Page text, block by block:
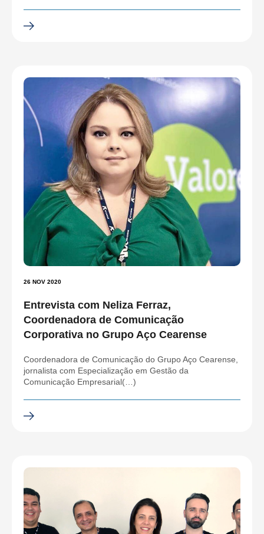
26 NOV 2020
Entrevista com Neliza Ferraz,
Coordenadora de Comunicação
Corporativa no Grupo Aço Cearense
Coordenadora de Comunicação do Grupo Aço Cearense,
jornalista com Especialização em Gestão da
Comunicação Empresarial(…)